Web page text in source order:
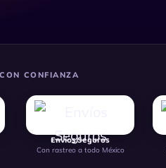
CONFIANZA
Envíos Seguros
Con rastreo a todo México